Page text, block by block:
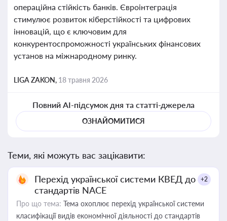
операційна стійкість банків. Євроінтеграція
стимулює розвиток кіберстійкості та цифрових
інновацій, що є ключовим для
конкурентоспроможності українських фінансових
установ на міжнародному ринку.
LIGA ZAKON, 18 травня 2026
Повний AI-підсумок дня та статті-джерела
ОЗНАЙОМИТИСЯ
Теми, які можуть вас зацікавити:
Перехід української системи КВЕД до
стандартів NACE
+2
Про що тема: Тема охоплює перехід української системи
класифікації видів економічної діяльності до стандартів